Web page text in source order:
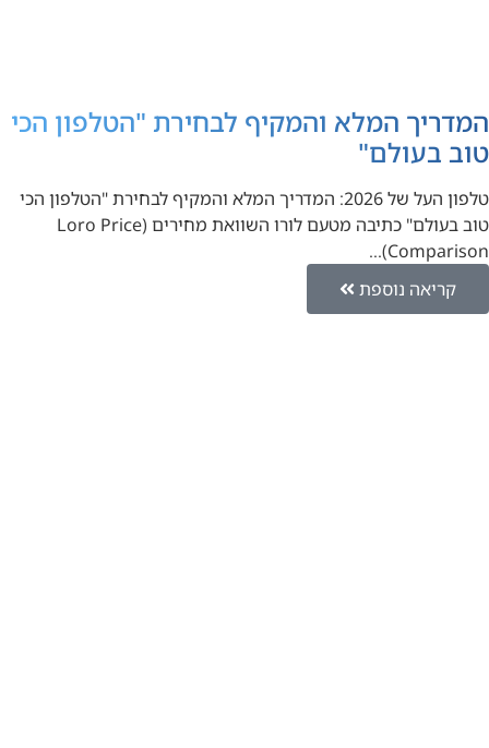
המדריך המלא והמקיף לבחירת "הטלפון הכי
טוב בעולם"
טלפון העל של 2026: המדריך המלא והמקיף לבחירת "הטלפון הכי
טוב בעולם" כתיבה מטעם לורו השוואת מחירים (Loro Price
Comparison)…
קריאה נוספת